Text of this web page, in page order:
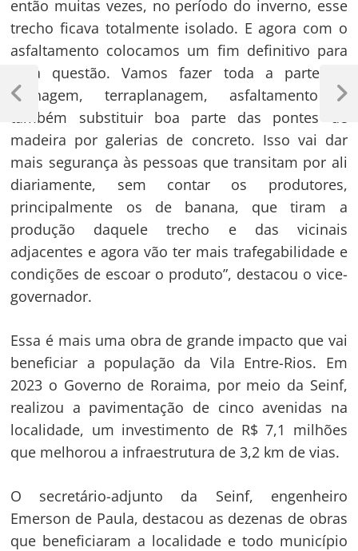
então muitas vezes, no período do inverno, esse
trecho ficava totalmente isolado. E agora com o
asfaltamento colocamos um fim definitivo para
essa questão. Vamos fazer toda a parte de
drenagem, terraplanagem, asfaltamento e
também substituir boa parte das pontes de
madeira por galerias de concreto. Isso vai dar
mais segurança às pessoas que transitam por ali
diariamente, sem contar os produtores,
principalmente os de banana, que tiram a
produção daquele trecho e das vicinais
adjacentes e agora vão ter mais trafegabilidade e
condições de escoar o produto”, destacou o vice-
governador.
Essa é mais uma obra de grande impacto que vai
beneficiar a população da Vila Entre-Rios. Em
2023 o Governo de Roraima, por meio da Seinf,
realizou a pavimentação de cinco avenidas na
localidade, um investimento de R$ 7,1 milhões
que melhorou a infraestrutura de 3,2 km de vias.
O secretário-adjunto da Seinf, engenheiro
Emerson de Paula, destacou as dezenas de obras
que beneficiaram a localidade e todo município
Navegação
de
Post
Previous
Next